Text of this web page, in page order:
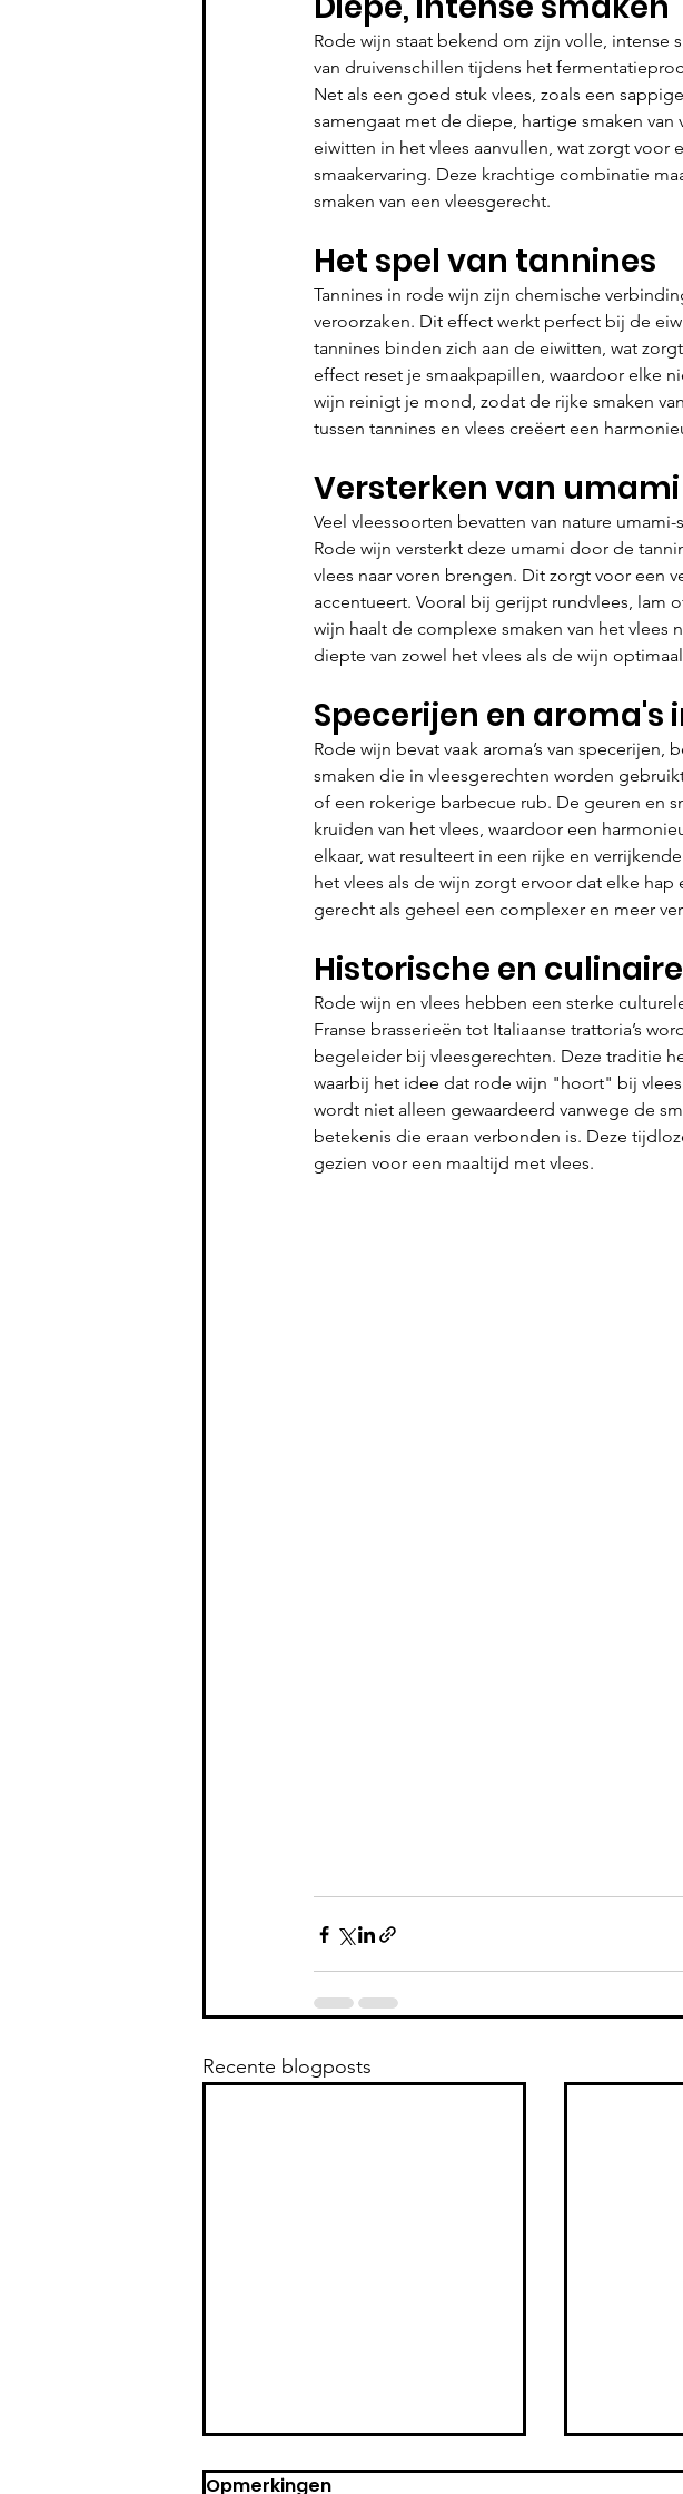
Rode wijn staat bekend om zijn volle,
van druivenschillen tijdens het
Net als een goed stuk vlees, zoals een
samengaat met de diepe, hartige smaken
eiwitten in het vlees aanvullen, wat zorgt voor
smaakervaring. Deze krachtige combinatie
smaken van een vleesgerecht.
Het spel van tannines
Tannines in rode wijn zijn chemische
veroorzaken. Dit effect werkt perfect bij de
tannines binden zich aan de eiwitten, wat
effect reset je smaakpapillen, waardoor elke
wijn reinigt je mond, zodat de rijke smaken
tussen tannines en vlees creëert een
Versterken van
Veel vleessoorten bevatten van nature
Rode wijn versterkt deze umami door de
vlees naar voren brengen. Dit zorgt voor een
accentueert. Vooral bij gerijpt rundvlees, lam
wijn haalt de complexe smaken van het vlees
diepte van zowel het vlees als de wijn
Specerijen en aroma's
Rode wijn bevat vaak aroma’s van
smaken die in vleesgerechten worden
of een rokerige barbecue rub. De geuren en
kruiden van het vlees, waardoor een
elkaar, wat resulteert in een rijke en
het vlees als de wijn zorgt ervoor dat elke
gerecht als geheel een complexer en meer
Historische en
Rode wijn en vlees hebben een sterke
Franse brasserieën tot Italiaanse trattoria’s
begeleider bij vleesgerechten. Deze traditie
waarbij het idee dat rode wijn "hoort" bij
wordt niet alleen gewaardeerd vanwege de
betekenis die eraan verbonden is. Deze
gezien voor een maaltijd met vlees.
Recente blogposts
Opmerkingen